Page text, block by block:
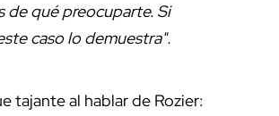
de qué preocuparte. Si
caso lo demuestra".
tajante al hablar de Rozier: